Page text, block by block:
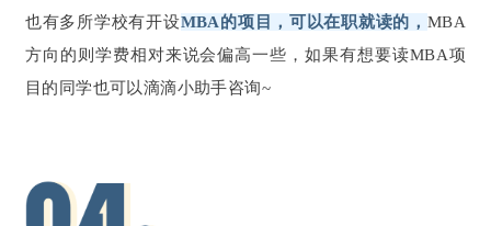
也有多所学校有开设MBA的项目，可以在职就读的， MBA
方向的则学费相对来说会偏高一些，如果有想要读MBA项
目的同学也可以滴滴小助手咨询~